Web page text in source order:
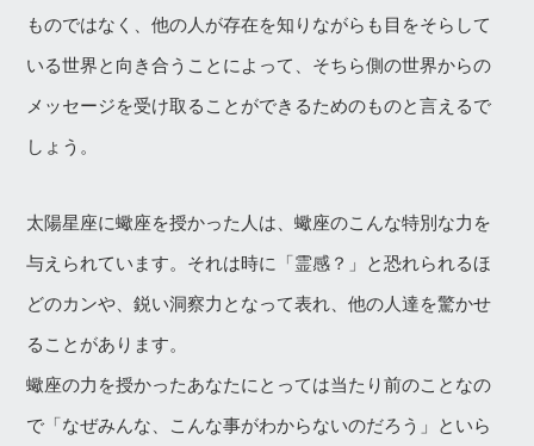
ものではなく、他の人が存在を知りながらも目をそらして
いる世界と向き合うことによって、そちら側の世界からの
メッセージを受け取ることができるためのものと言えるで
しょう。
太陽星座に蠍座を授かった人は、蠍座のこんな特別な力を
与えられています。それは時に「霊感？」と恐れられるほ
どのカンや、鋭い洞察力となって表れ、他の人達を驚かせ
ることがあります。
蠍座の力を授かったあなたにとっては当たり前のことなの
で「なぜみんな、こんな事がわからないのだろう」といら